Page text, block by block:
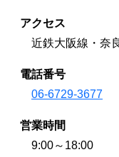
アクセス
近鉄大阪線・奈
電話番号
06-6729-3677
営業時間
9:00～18:00